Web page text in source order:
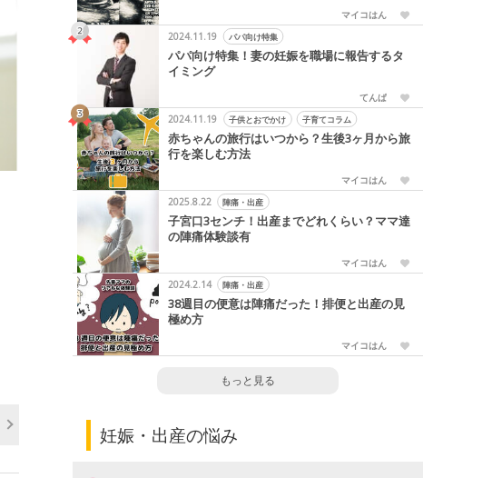
マイコはん
2024.11.19
パパ向け特集
パパ向け特集！妻の妊娠を職場に報告するタ
イミング
てんぱ
2024.11.19
子供とおでかけ 子育てコラム
赤ちゃんの旅行はいつから？生後3ヶ月から旅
行を楽しむ方法
マイコはん
2025.8.22
陣痛・出産
子宮口3センチ！出産までどれくらい？ママ達
の陣痛体験談有
マイコはん
2024.2.14
陣痛・出産
38週目の便意は陣痛だった！排便と出産の見
極め方
マイコはん
もっと見る
妊娠・出産の悩み